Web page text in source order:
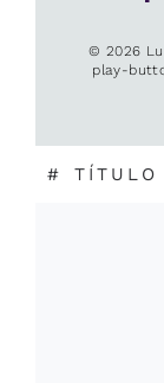
© 2026
play-
# TÍTULO